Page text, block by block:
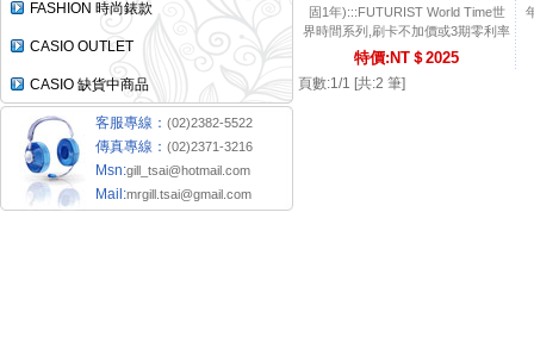
FASHION 時尚錶款
CASIO OUTLET
CASIO 缺貨中商品
客服專線： (02)2382-5522
傳真專線： (02)2371-3216
Msn:gill_tsai@hotmail.com
Mail:mrgill.tsai@gmail.com
固1年):::FUTURIST World Time世
界時間系列,刷卡不加價或3期零利率
特價:NT＄2025
頁數:1/1 [共:2 筆]